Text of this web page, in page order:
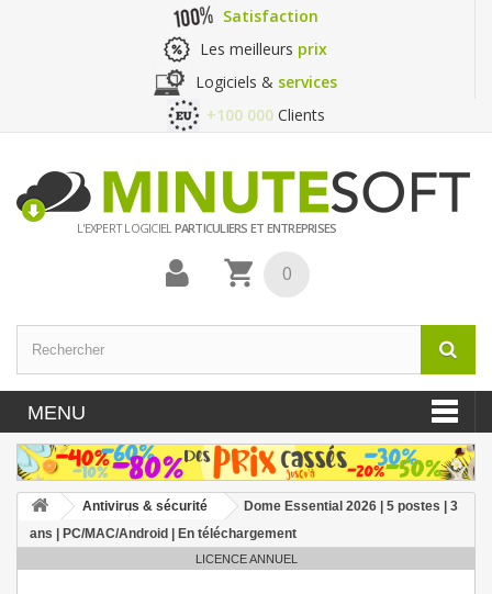
Satisfaction
Les meilleurs prix
Logiciels & services
+100 000 Clients
L'EXPERT LOGICIELPARTICULIERS ET ENTREPRISES
0
MENU
Antivirus & sécurité
Dome Essential 2026 | 5 postes | 3
ans | PC/MAC/Android | En téléchargement
LICENCE ANNUEL